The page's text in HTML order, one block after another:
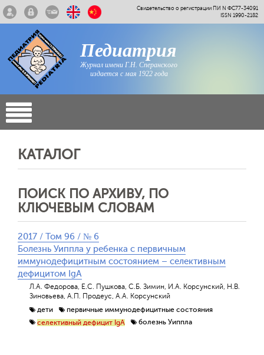
Свидетельство о регистрации ПИ N ФС77-34091
ISSN 1990-2182
Педиатрия
Журнал имени Г.Н. Сперанского
издается с мая 1922 года
КАТАЛОГ
ПОИСК ПО АРХИВУ, ПО
КЛЮЧЕВЫМ СЛОВАМ
2017 / Том 96 / № 6
Болезнь Уиппла у ребенка с первичным
иммунодефицитным состоянием – селективным
дефицитом IgA
Л.А. Федорова, Е.С. Пушкова, С.Б. Зимин, И.А. Корсунский, Н.В.
Зиновьева, А.П. Продеус, А.А. Корсунский
дети
первичные иммунодефицитные состояния
селективный дефицит IgA
болезнь Уиппла